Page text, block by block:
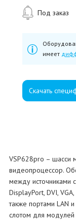
Под заказ
имеет
Скачать
VSP628pro – шасси
видеопроцессор.
между источниками
DisplayPort, DVI,
также портами LAN
слотом для